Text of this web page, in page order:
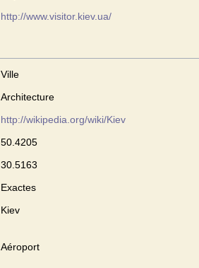
http://www.visitor.kiev.ua/
Ville
Architecture
http://wikipedia.org/wiki/Kiev
50.4205
30.5163
Exactes
Kiev
Aéroport